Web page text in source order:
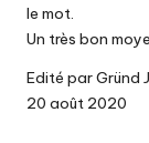
le mot.
Un très bon
Edité par Gründ
20 août 2020